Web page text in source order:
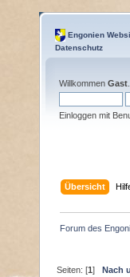
Engonien
Datenschutz
Willkommen Gast
Einloggen mit
Übersicht
Forum des
Seiten: [1]Nach